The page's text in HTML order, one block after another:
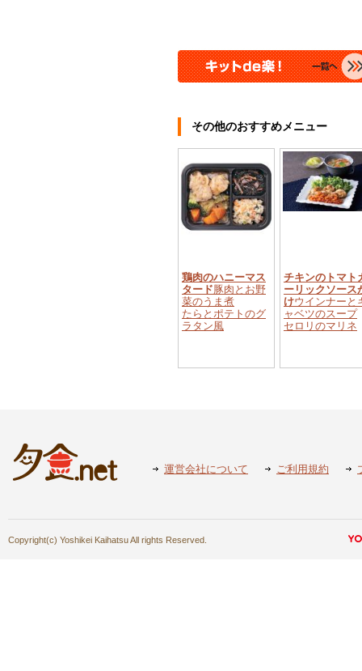
その他のおすすめメニュー
鶏肉のハニーマス
タード豚肉とお野
菜のうま煮
たらとポテトのグ
ラタン風
チキンのトマト
ーリックソース
けウインナーと
ャベツのスープ
セロリのマリネ
運営会社について ご利用規約
Copyright(c) Yoshikei Kaihatsu All rights Reserved.